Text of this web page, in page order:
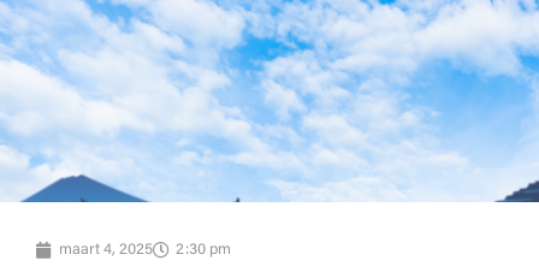
maart 4, 2025 2:30 pm